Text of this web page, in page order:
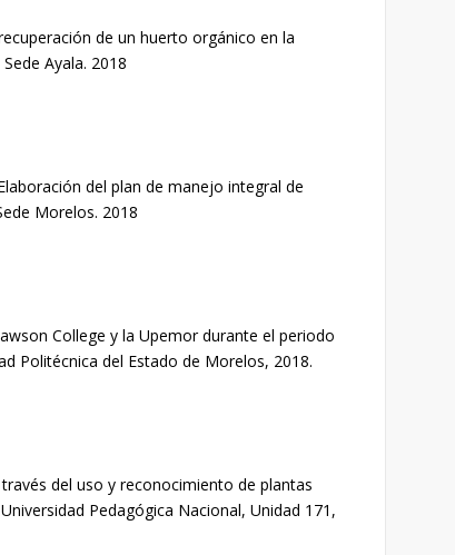
de un huerto orgánico en la
Ayala. 2018
del plan de manejo integral de
Morelos. 2018
College y la Upemor durante el periodo
Politécnica del Estado de Morelos, 2018.
del uso y reconocimiento de plantas
Pedagógica Nacional, Unidad 171,